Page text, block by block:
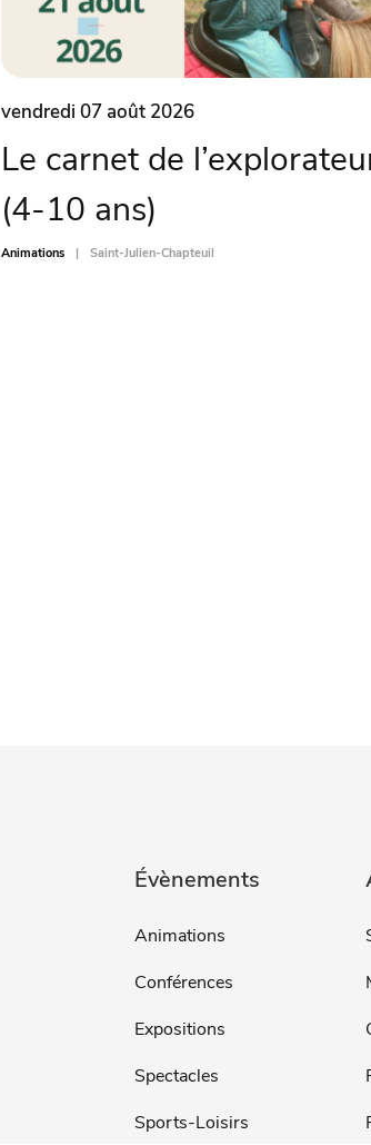
vendredi 07 août 2026
Le carnet de
(4-10 ans)
Animations Saint-Julien-Chapteuil
Évènements
Animations
Conférences
Expositions
Spectacles
Sports-Loisirs